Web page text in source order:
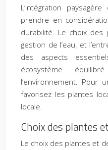
L’intégration
prendre en
durabilité. Le choix des
gestion de l’eau, et
des aspects
écosystème
l’environnement. Pour
favorisez les plantes
locale.
Choix des plantes
Le choix des plantes et